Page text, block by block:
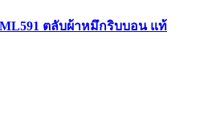
ตลับผ้าหมึกริบบอน แท้